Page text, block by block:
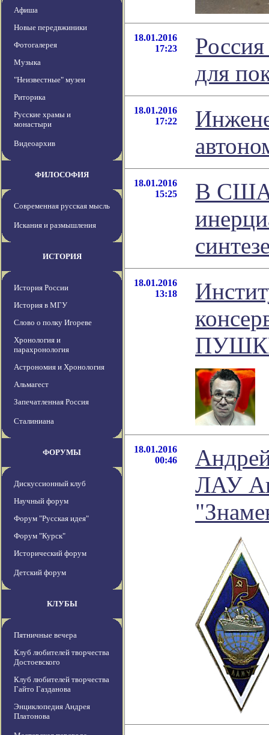
Афиша
Новые передвжиники
Фотогалерея
Музыка
"Неизвестные" музеи
Риторика
Русские храмы и
монастыри
Видеоархив
ФИЛОСОФИЯ
Современная русская мысль
Искания и размышления
ИСТОРИЯ
История России
История в МГУ
Слово о полку Игореве
Хронология и
парахронология
Астрономия и Хронология
Альмагест
Запечатленная Россия
Сталиниана
ФОРУМЫ
Дискуссионный клуб
Научный форум
Форум "Русская идея"
Форум "Курск"
Исторический форум
Детский форум
КЛУБЫ
Пятничные вечера
Клуб любителей творчества
Достоевского
Клуб любителей творчества
Гайто Газданова
Энциклопедия Андрея
Платонова
18.01.2016
17:23
для
18.01.2016
17:22
18.01.2016
15:25
В США
18.01.2016
13:18
18.01.2016
00:46
ЛАУ